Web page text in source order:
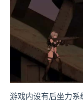
游戏内设有后坐力